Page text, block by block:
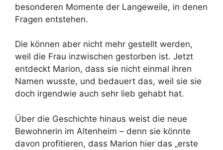
besonderen Momente der Langeweile, in denen
Fragen entstehen.
Die können aber nicht mehr gestellt werden,
weil die Frau inzwischen gestorben ist. Jetzt
entdeckt Marion, dass sie nicht einmal ihren
Namen wusste, und bedauert das, weil sie sie
doch irgendwie auch sehr lieb gehabt hat.
Über die Geschichte hinaus weist die neue
Bewohnerin im Altenheim – denn sie könnte
davon profitieren, dass Marion hier das „erste